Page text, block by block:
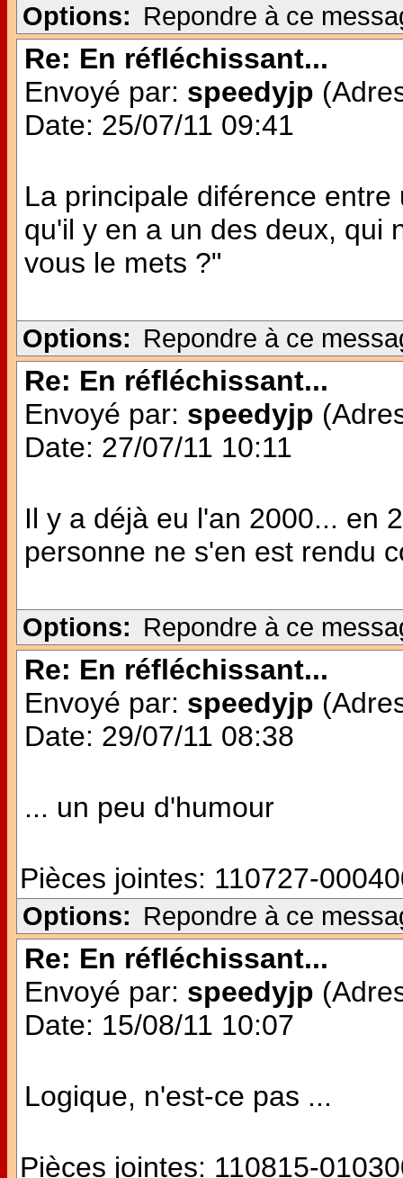
Options: Repondre à ce
Re: En réfléchissant...
Envoyé par: speedyjp
Date: 25/07/11 09:41
La principale diférence
qu'il y en a un des deux, qui
vous le mets ?"
Options: Repondre à ce
Re: En réfléchissant...
Envoyé par: speedyjp
Date: 27/07/11 10:11
Il y a déjà eu l'an 2000... en
personne ne s'en est rendu
Options: Repondre à ce
Re: En réfléchissant...
Envoyé par: speedyjp
Date: 29/07/11 08:38
... un peu d'humour
Pièces jointes: 110727-
Options: Repondre à ce
Re: En réfléchissant...
Envoyé par: speedyjp
Date: 15/08/11 10:07
Logique, n'est-ce pas ...
Pièces jointes: 110815-